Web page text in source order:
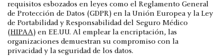
requisitos esbozados en leyes como el Reglamento General
de Protección de Datos (GDPR) en la Unión Europea y la Ley
de Portabilidad y Responsabilidad del Seguro Médico
(HIPAA) en EE.UU. Al emplear la encriptación, las
organizaciones demuestran su compromiso con la
privacidad y la seguridad de los datos.